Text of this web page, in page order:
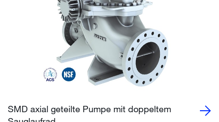
SMD axial geteilte Pumpe mit doppeltem